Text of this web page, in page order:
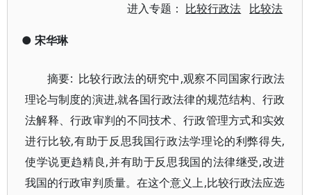
进入专题： 比较行政法 比较法
● 宋华琳
摘要: 比较行政法的研究中,观察不同国家行政法
理论与制度的演进,就各国行政法律的规范结构、行政
法解释、行政审判的不同技术、行政管理方式和实效
进行比较,有助于反思我国行政法学理论的利弊得失,
使学说更趋精良,并有助于反思我国的法律继受,改进
我国的行政审判质量。在这个意义上,比较行政法应选